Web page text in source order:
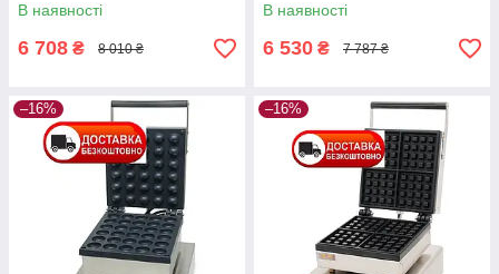
В наявності
6 708 ₴ 8 010 ₴
В наявності
6 530 ₴ 7 787 ₴
–16% –16%